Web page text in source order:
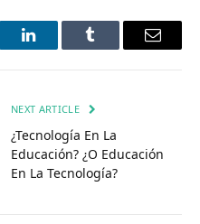
LinkedInTumblr Email
NEXT ARTICLE
¿Tecnología En La
Educación? ¿O Educación
En La Tecnología?